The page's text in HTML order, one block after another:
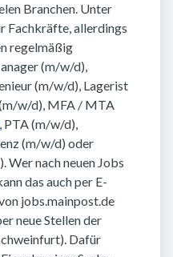
Branchen. Unter
Fachkräfte, allerdings
regelmäßig
(m/w/d),
(m/w/d), Lagerist
w/d), MFA / MTA
, PTA (m/w/d),
(m/w/d) oder
nach neuen Jobs
das auch per E-
jobs.mainpost.de
neue Stellen der
Dafür